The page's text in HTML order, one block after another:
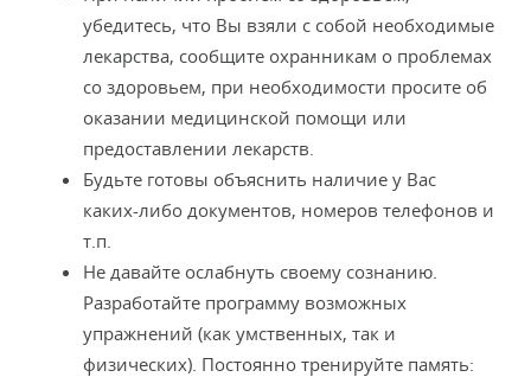
убедитесь, что Вы взяли с собой необходимые
лекарства, сообщите охранникам о проблемах
со здоровьем, при необходимости просите об
оказании медицинской помощи или
предоставлении лекарств.
Будьте готовы объяснить наличие у Вас
каких-либо документов, номеров телефонов и
т.п.
Не давайте ослабнуть своему сознанию.
Разработайте программу возможных
упражнений (как умственных, так и
физических). Постоянно тренируйте память: